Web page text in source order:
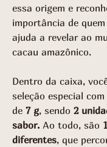
essa origem e
importância de
ajuda a revelar ao
cacau amazônico.
Dentro da caixa,
seleção especial com
de 7 g, sendo 2
sabor. Ao todo, são
diferentes, que